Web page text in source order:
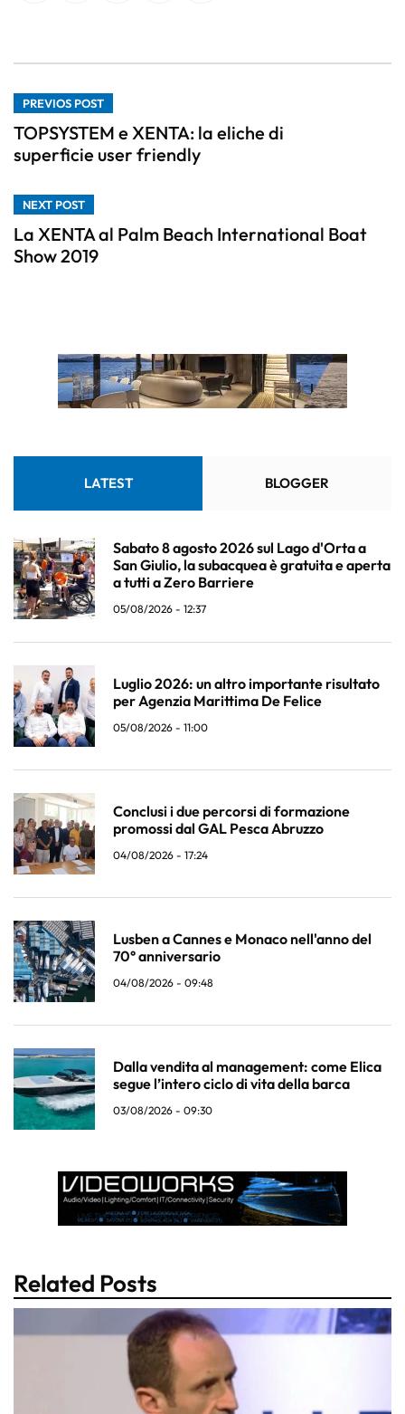
PREVIOS POST
TOPSYSTEM e XENTA: la eliche di
superficie user friendly
NEXT POST
La XENTA al Palm Beach International Boat
Show 2019
LATEST BLOGGER
Sabato 8 agosto 2026 sul Lago d'Orta a
San Giulio, la subacquea è gratuita e aperta
a tutti a Zero Barriere
05/08/2026 - 12:37
Luglio 2026: un altro importante risultato
per Agenzia Marittima De Felice
05/08/2026 - 11:00
Conclusi i due percorsi di formazione
promossi dal GAL Pesca Abruzzo
04/08/2026 - 17:24
Lusben a Cannes e Monaco nell'anno del
70° anniversario
04/08/2026 - 09:48
Dalla vendita al management: come Elica
segue l’intero ciclo di vita della barca
03/08/2026 - 09:30
Related Posts